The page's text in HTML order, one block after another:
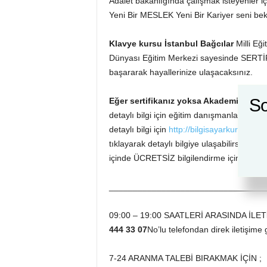
Yeni Bir MESLEK Yeni Bir Kariyer seni
Klavye kursu İstanbul Bağcılar Milli
Dünyası Eğitim Merkezi sayesinde
başararak hayallerinize ulaşacaksınız.
Eğer sertifikanız yoksa Akademi
detaylı bilgi için eğitim danışmanlarımız
detaylı bilgi için http://
tıklayarak detaylı bilgiye ulaşabilirsiniz
içinde ÜCRETSİZ bilgilendirme için dönüş
09:00 – 19:00 SAATLERİ ARASINDA
444 33 07No’lu telefondan direk iletişime
7-24 ARANMA TALEBİ BIRAKMAK İÇİN ;